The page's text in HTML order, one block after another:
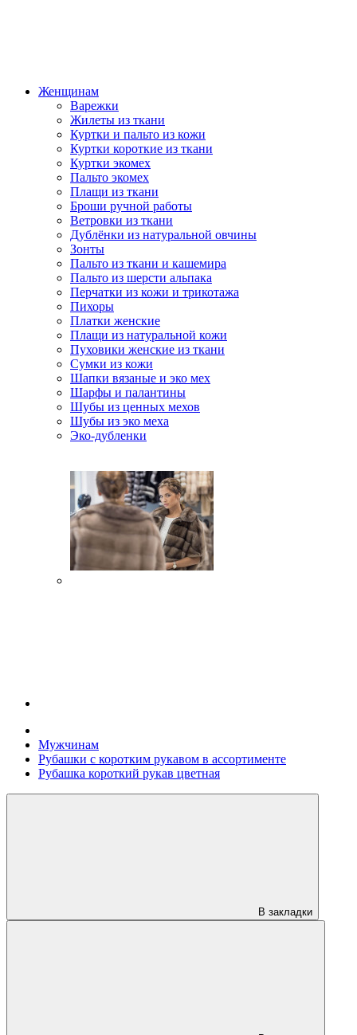
Женщинам
Варежки
Жилеты из ткани
Куртки и пальто из кожи
Куртки короткие из ткани
Куртки экомех
Пальто экомех
Плащи из ткани
Броши ручной работы
Ветровки из ткани
Дублёнки из натуральной овчины
Зонты
Пальто из ткани и кашемира
Пальто из шерсти альпака
Перчатки из кожи и трикотажа
Пихоры
Платки женские
Плащи из натуральной кожи
Пуховики женские из ткани
Сумки из кожи
Шапки вязаные и эко мех
Шарфы и палантины
Шубы из ценных мехов
Шубы из эко меха
Эко-дубленки
Мужчинам
Рубашки с коротким рукавом в ассортименте
Рубашка короткий рукав цветная
В закладки